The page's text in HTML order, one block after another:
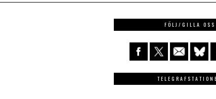
FÖLJ/GILLA OSS